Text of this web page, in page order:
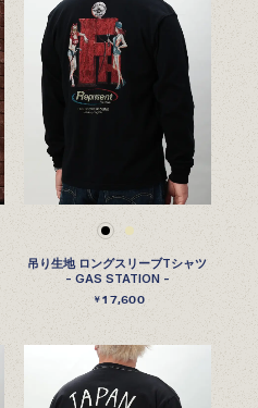
吊り生地 ロングスリーブTシャツ
- GAS STATION -
￥17,600